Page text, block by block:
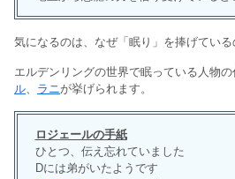
気になるのは、なぜ「眠り」を捧げている
エルデンリングの世界で眠っている人物の
ル、 ラニが挙げられます。
ロジェールの手紙
ひとつ、伝え忘れていました
Dには弟がいたようです